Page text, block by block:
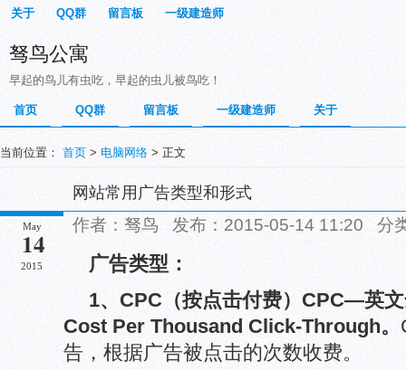
关于 QQ群 留言板 一级建造师
驽鸟公寓
早起的鸟儿有虫吃，早起的虫儿被鸟吃！
首页 QQ群 留言板 一级建造师 关于
当前位置： 首页 > 电脑网络 > 正文
网站常用广告类型和形式
May
14
2015
作者：驽鸟 发布：2015-05-14 11:20 分
广告类型：
1、 CPC（按点击付费） CPC—英
Cost Per Thousand Click-Through。
告，根据广告被点击的次数收费。